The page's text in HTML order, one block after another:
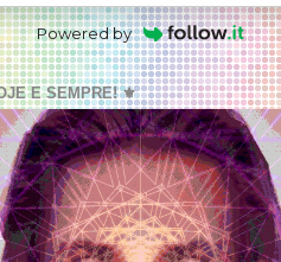
Powered by
E SEMPRE! ⚜️